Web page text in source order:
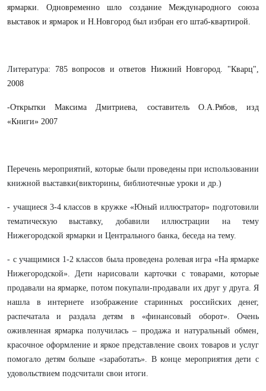
ярмарки. Одновременно шло создание Международного союза
выставок и ярмарок и Н.Новгород был избран его штаб-квартирой.
Литература: 785 вопросов и ответов Нижний Новгород. "Кварц",
2008
-Открытки Максима Дмитриева, составитель О.А.Рябов, изд
«Книги» 2007
Перечень мероприятий, которые были проведены при использовании
книжной выставки(викторины, библиотечные уроки и др.)
- учащиеся 3-4 классов в кружке «Юный иллюстратор» подготовили
тематическую выставку, добавили иллюстрации на тему
Нижегородской ярмарки и Центрального банка, беседа на тему.
- с учащимися 1-2 классов была проведена ролевая игра «На ярмарке
Нижегородской». Дети нарисовали карточки с товарами, которые
продавали на ярмарке, потом покупали-продавали их друг у друга. Я
нашла в интернете изображение старинных российских денег,
распечатала и раздала детям в «финансовый оборот». Очень
оживленная ярмарка получилась – продажа и натуральный обмен,
красочное оформление и яркое представление своих товаров и услуг
помогало детям больше «заработать». В конце мероприятия дети с
удовольствием подсчитали свои итоги.